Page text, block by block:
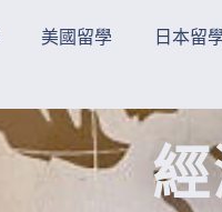
美國留學 日本留